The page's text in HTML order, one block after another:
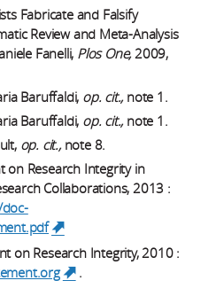
Fabricate and Falsify
Review and Meta-Analysis
Fanelli, Plos One,2009,
Baruffaldi, op. cit.,note 1.
Baruffaldi, op. cit.,note 1.
op. cit.,note 8.
on Research Integrity in
Collaborations, 2013 :
(link is external)
on Research Integrity, 2010 :
(link is
.